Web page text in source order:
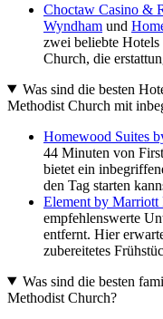
Choctaw Casino &
Wyndham und
zwei beliebte
Church, die
Was sind die besten
Methodist Church mit
Homewood Suites
44 Minuten von
bietet ein
den Tag starten
Element by Marriott
empfehlenswerte
entfernt. Hier
zubereitetes
Was sind die besten
Methodist Church?